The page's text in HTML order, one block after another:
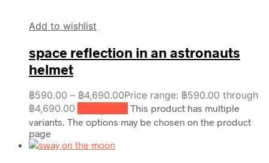
Add to wishlist
space reflection in an astronauts
helmet
฿590.00 – ฿4,690.00Price range: ฿590.00 through
฿4,690.00
This product has multiple
variants. The options may be chosen on the product
page